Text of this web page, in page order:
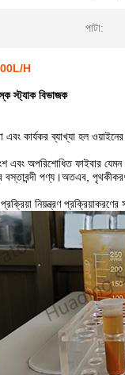
পাটা:
H
স্ট্যাক বিভাজক
কার্যকর ব্যাখ্যা হল
অপরিশোধিত ফাইবার
পণ্য।অতএব, পৃথকীকরণ
নিয়ন্ত্রণ প্রক্রিয়াকরণের